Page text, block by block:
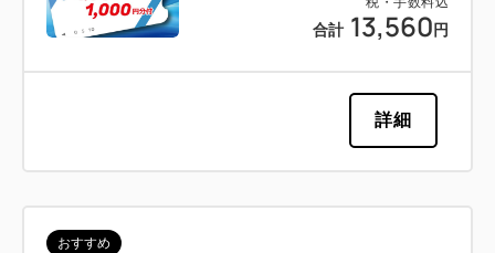
合計 13,560 円
詳細
おすすめ